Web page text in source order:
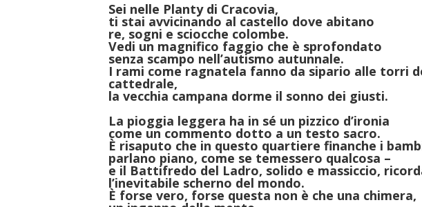
Sei nelle Planty di Cracovia,
ti stai avvicinando al castello dove abitano
re, sogni e sciocche colombe.
Vedi un magnifico faggio che è sprofondato
senza scampo nell’autismo autunnale.
I rami come ragnatela fanno da sipario alle torri
cattedrale,
la vecchia campana dorme il sonno dei giusti.
La pioggia leggera ha in sé un pizzico d’ironia
come un commento dotto a un testo sacro.
È risaputo che in questo quartiere finanche i
parlano piano, come se temessero qualcosa –
e il Battifredo del Ladro, solido e massiccio,
l’inevitabile scherno del mondo.
È forse vero, forse questa non è che una chimera,